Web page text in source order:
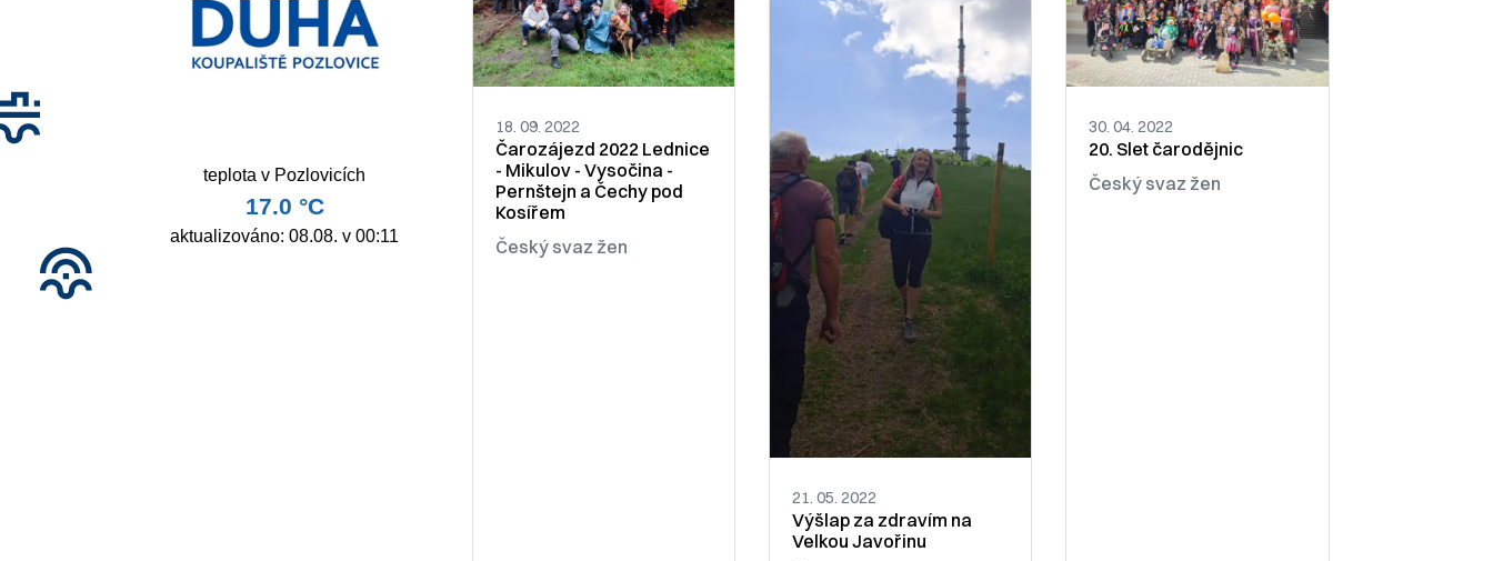
18. 09. 2022
Čarozájezd 2022 Lednice
- Mikulov - Vysočina -
Pernštejn a Čechy pod
Kosířem
Český svaz žen
21. 05. 2022
Výšlap za zdravím na
Velkou Javořinu
30. 04. 2022
20. Slet čarodějnic
Český svaz žen